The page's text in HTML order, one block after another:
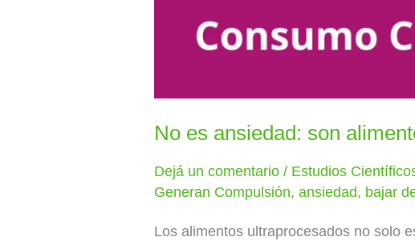
No es ansiedad: son
Dejá un comentario / Estudios
Generan Compulsión,ansiedad, bajar
Los alimentos ultraprocesados no solo